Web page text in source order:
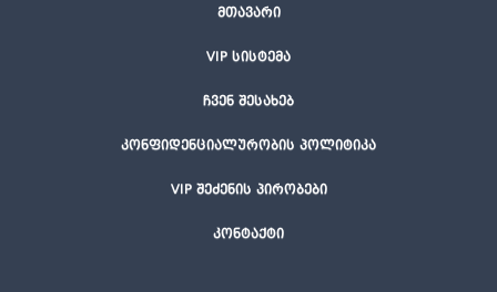
მთავარი
VIP სისტემა
ჩვენ შესახებ
კონფიდენციალურობის პოლიტიკა
VIP შეძენის პირობები
კონტაქტი